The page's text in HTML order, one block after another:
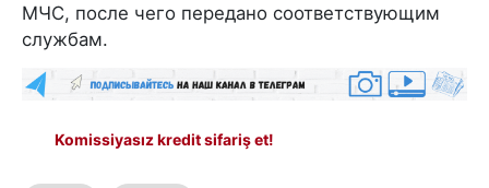
МЧС, после чего передано соответствующим
службам.
Komissiyasız kredit sifariş et!